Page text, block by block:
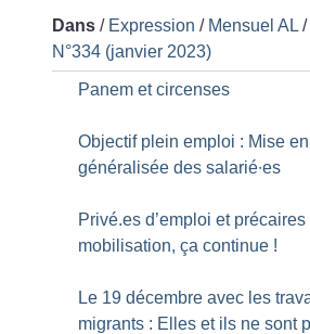
Dans / Expression / Mensuel AL /
N°334 (janvier 2023)
Panem et circenses
Objectif plein emploi : Mise
généralisée des salarié∙es
Privé.es d’emploi et
mobilisation, ça continue !
Le 19 décembre avec les
migrants : Elles et ils ne sont